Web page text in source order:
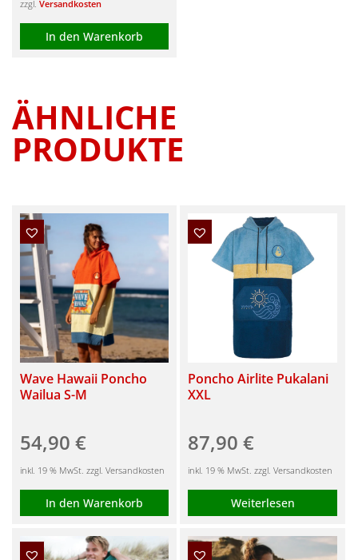
zzgl. Versandkosten
In den Warenkorb
ÄHNLICHE
PRODUKTE
Wave Hawaii Poncho
Wailua S-M
54,90 €
inkl. 19 % MwSt. zzgl. Versandkosten
In den Warenkorb
Poncho Airlite Pukalani
XXL
87,90€
inkl. 19 % MwSt. zzgl. Versandkosten
Weiterlesen